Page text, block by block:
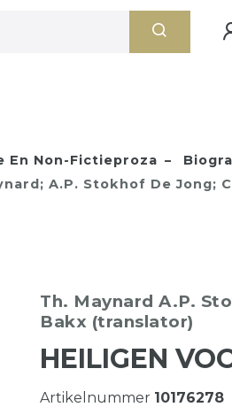
En Non-Fictieproza
A.P. Stokhof De Jong;
Th. Maynard A.P.
Bakx (translator)
HEILIGEN
Artikelnummer 10176278